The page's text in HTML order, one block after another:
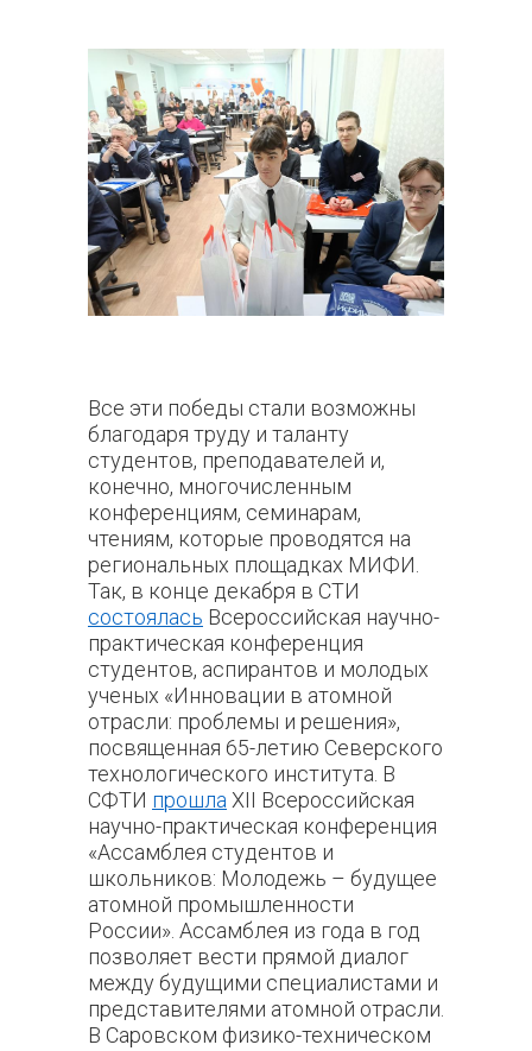
Все эти победы стали возможны
благодаря труду и таланту
студентов, преподавателей и,
конечно, многочисленным
конференциям, семинарам,
чтениям, которые проводятся на
региональных площадках МИФИ.
Так, в конце декабря в СТИ
состоялась Всероссийская научно-
практическая конференция
студентов, аспирантов и молодых
ученых «Инновации в атомной
отрасли: проблемы и решения»,
посвященная 65-летию Северского
технологического института. В
СФТИ прошла XII Всероссийская
научно-практическая конференция
«Ассамблея студентов и
школьников: Молодежь – будущее
атомной промышленности
России». Ассамблея из года в год
позволяет вести прямой диалог
между будущими специалистами и
представителями атомной отрасли.
В Саровском физико-техническом